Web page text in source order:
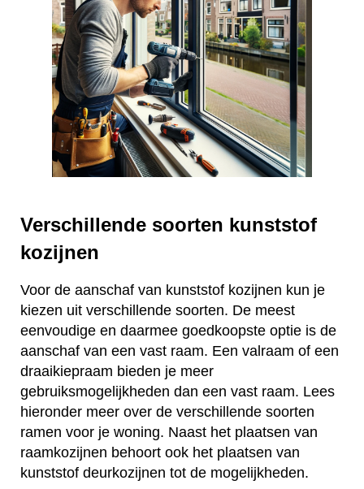
Verschillende soorten kunststof
kozijnen
Voor de aanschaf van kunststof kozijnen kun je
kiezen uit verschillende soorten. De meest
eenvoudige en daarmee goedkoopste optie is de
aanschaf van een vast raam. Een valraam of een
draaikiepraam bieden je meer
gebruiksmogelijkheden dan een vast raam. Lees
hieronder meer over de verschillende soorten
ramen voor je woning. Naast het plaatsen van
raamkozijnen behoort ook het plaatsen van
kunststof deurkozijnen tot de mogelijkheden.